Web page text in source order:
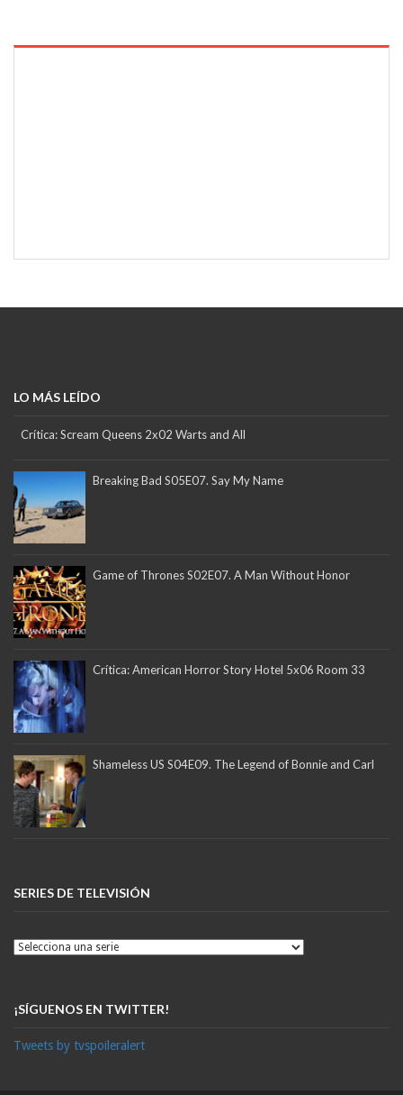
LO MÁS LEÍDO
Crítica: Scream Queens 2x02 Warts and All
Breaking Bad S05E07. Say My Name
Game of Thrones S02E07. A Man Without Honor
Crítica: American Horror Story Hotel 5x06 Room 33
Shameless US S04E09. The Legend of Bonnie and Carl
SERIES DE TELEVISIÓN
¡SÍGUENOS EN TWITTER!
Tweets by tvspoileralert